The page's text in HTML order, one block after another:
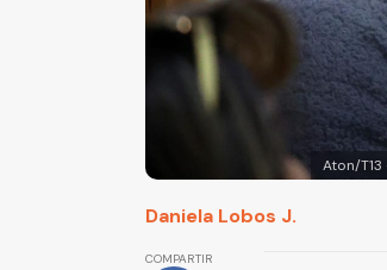
Aton/
Daniela Lobos J.
COMPARTIR